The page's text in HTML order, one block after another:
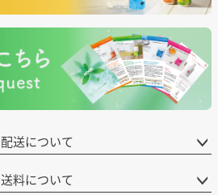
配送について
送料について